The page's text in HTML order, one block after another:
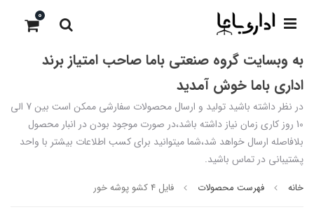
به وبسایت گروه صنعتی باما صاحب امتیاز برند
اداری باما خوش آمدید
در نظر داشته باشید تولید و ارسال محصولات سفارشی ممکن است بین 7 الی
10 روز کاری زمان نیاز داشته باشد،در صورت موجود بودن در انبار محصول
بلافاصله ارسال خواهد شد،شما میتوانید برای کسب اطلاعات بیشتر با واحد
پشتیبانی در تماس باشید.
0
خانه فهرست محصولات فایل 4 کشو پوشه خور